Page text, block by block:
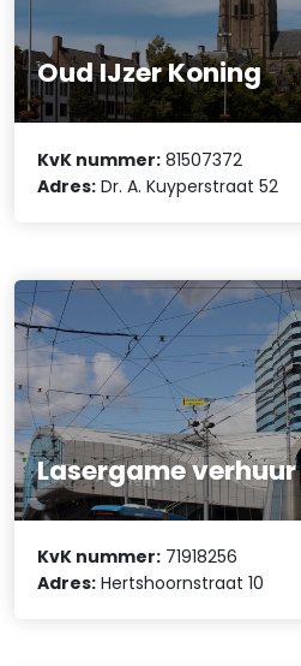
Oud IJzer Koning
KvK nummer: 81507372
Adres: Dr. A. Kuyperstraat 52
Lasergame
KvK nummer: 71918256
Adres: Hertshoornstraat 10